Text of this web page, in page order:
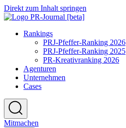
Direkt zum Inhalt springen
Rankings
PRJ-Pfeffer-Ranking 2026
PRJ-Pfeffer-Ranking 2025
PR-Kreativranking 2026
Agenturen
Unternehmen
Cases
Mitmachen